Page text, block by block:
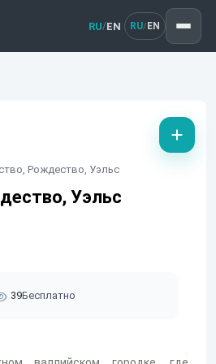
RU/EN RU/ EN
Рождество, Уэльс
Уэльс
39Бесплатно